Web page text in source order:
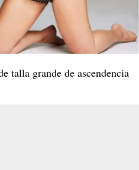
talla grande de ascendencia